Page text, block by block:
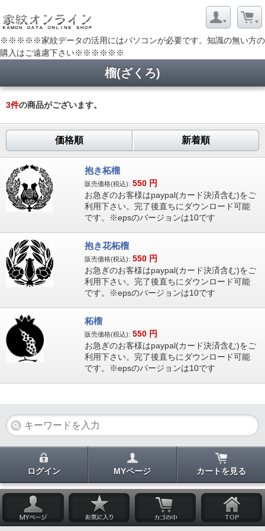
※※※※※家紋データの活用にはパソコンが必要です。知識の無い方の
購入はご遠慮下さい※※※※※※
榴(ざくろ)
3件の商品がございます。
価格順 新着順
抱き柘榴
販売価格(税込): 550 円
お急ぎのお客様はpaypal(カード決済含む)をご
利用下さい。完了後直ちにダウンロード可能
です。※epsのバージョンは10です
抱き花柘榴
販売価格(税込): 550 円
お急ぎのお客様はpaypal(カード決済含む)をご
利用下さい。完了後直ちにダウンロード可能
です。※epsのバージョンは10です
柘榴
販売価格(税込): 550 円
お急ぎのお客様はpaypal(カード決済含む)をご
利用下さい。完了後直ちにダウンロード可能
です。※epsのバージョンは10です
ログイン MYページ カートを見る